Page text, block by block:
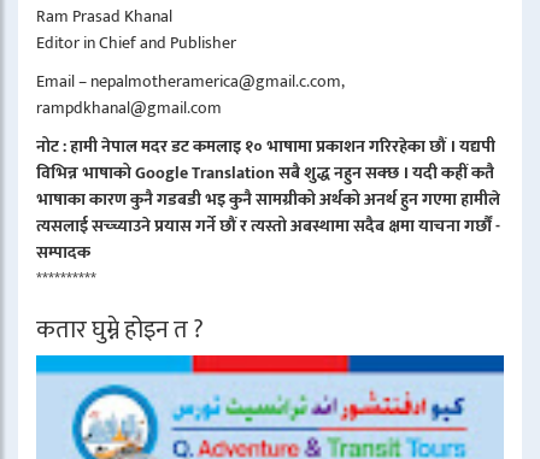
Ram Prasad Khanal
Editor in Chief and Publisher
Email – nepalmotheramerica@gmail.c.com,
rampdkhanal@gmail.com
नोट : हामी नेपाल मदर डट कमलाइ १० भाषामा प्रकाशन गरिरहेका छौं । यद्यपी
विभिन्न भाषाको Google Translation सबै शुद्ध नहुन सक्छ । यदी कहीं कतै
भाषाका कारण कुनै गडबडी भइ कुनै सामग्रीको अर्थको अनर्थ हुन गएमा हामीले
त्यसलाई सच्च्याउने प्रयास गर्ने छौं र त्यस्तो अबस्थामा सदैब क्षमा याचना गर्छौं -
सम्पादक
**********
कतार घुम्ने होइन त ?